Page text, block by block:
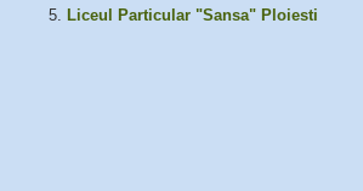
Liceul Particular "Sansa" Ploiesti